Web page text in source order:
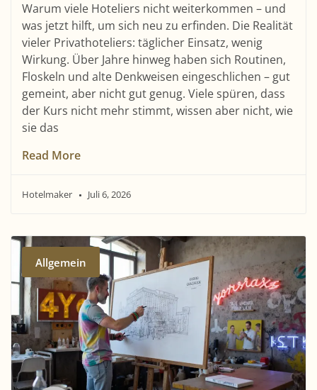
Warum viele Hoteliers nicht weiterkommen – und
was jetzt hilft, um sich neu zu erfinden. Die Realität
vieler Privathoteliers: täglicher Einsatz, wenig
Wirkung. Über Jahre hinweg haben sich Routinen,
Floskeln und alte Denkweisen eingeschlichen – gut
gemeint, aber nicht gut genug. Viele spüren, dass
der Kurs nicht mehr stimmt, wissen aber nicht, wie
sie das
Read More
Hotelmaker Juli 6, 2026
Allgemein